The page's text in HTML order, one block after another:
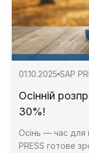
01.10.2025 SAP
Осінній
30%!
Осінь — час для
PRESS готове